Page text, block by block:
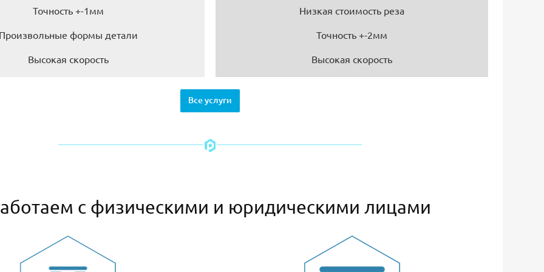
Точность +-1мм
формы детали
Высокая скорость
Низкая стоимость реза
Точность +-2мм
Высокая скорость
Все услуги
с физическими и юридическими лицами